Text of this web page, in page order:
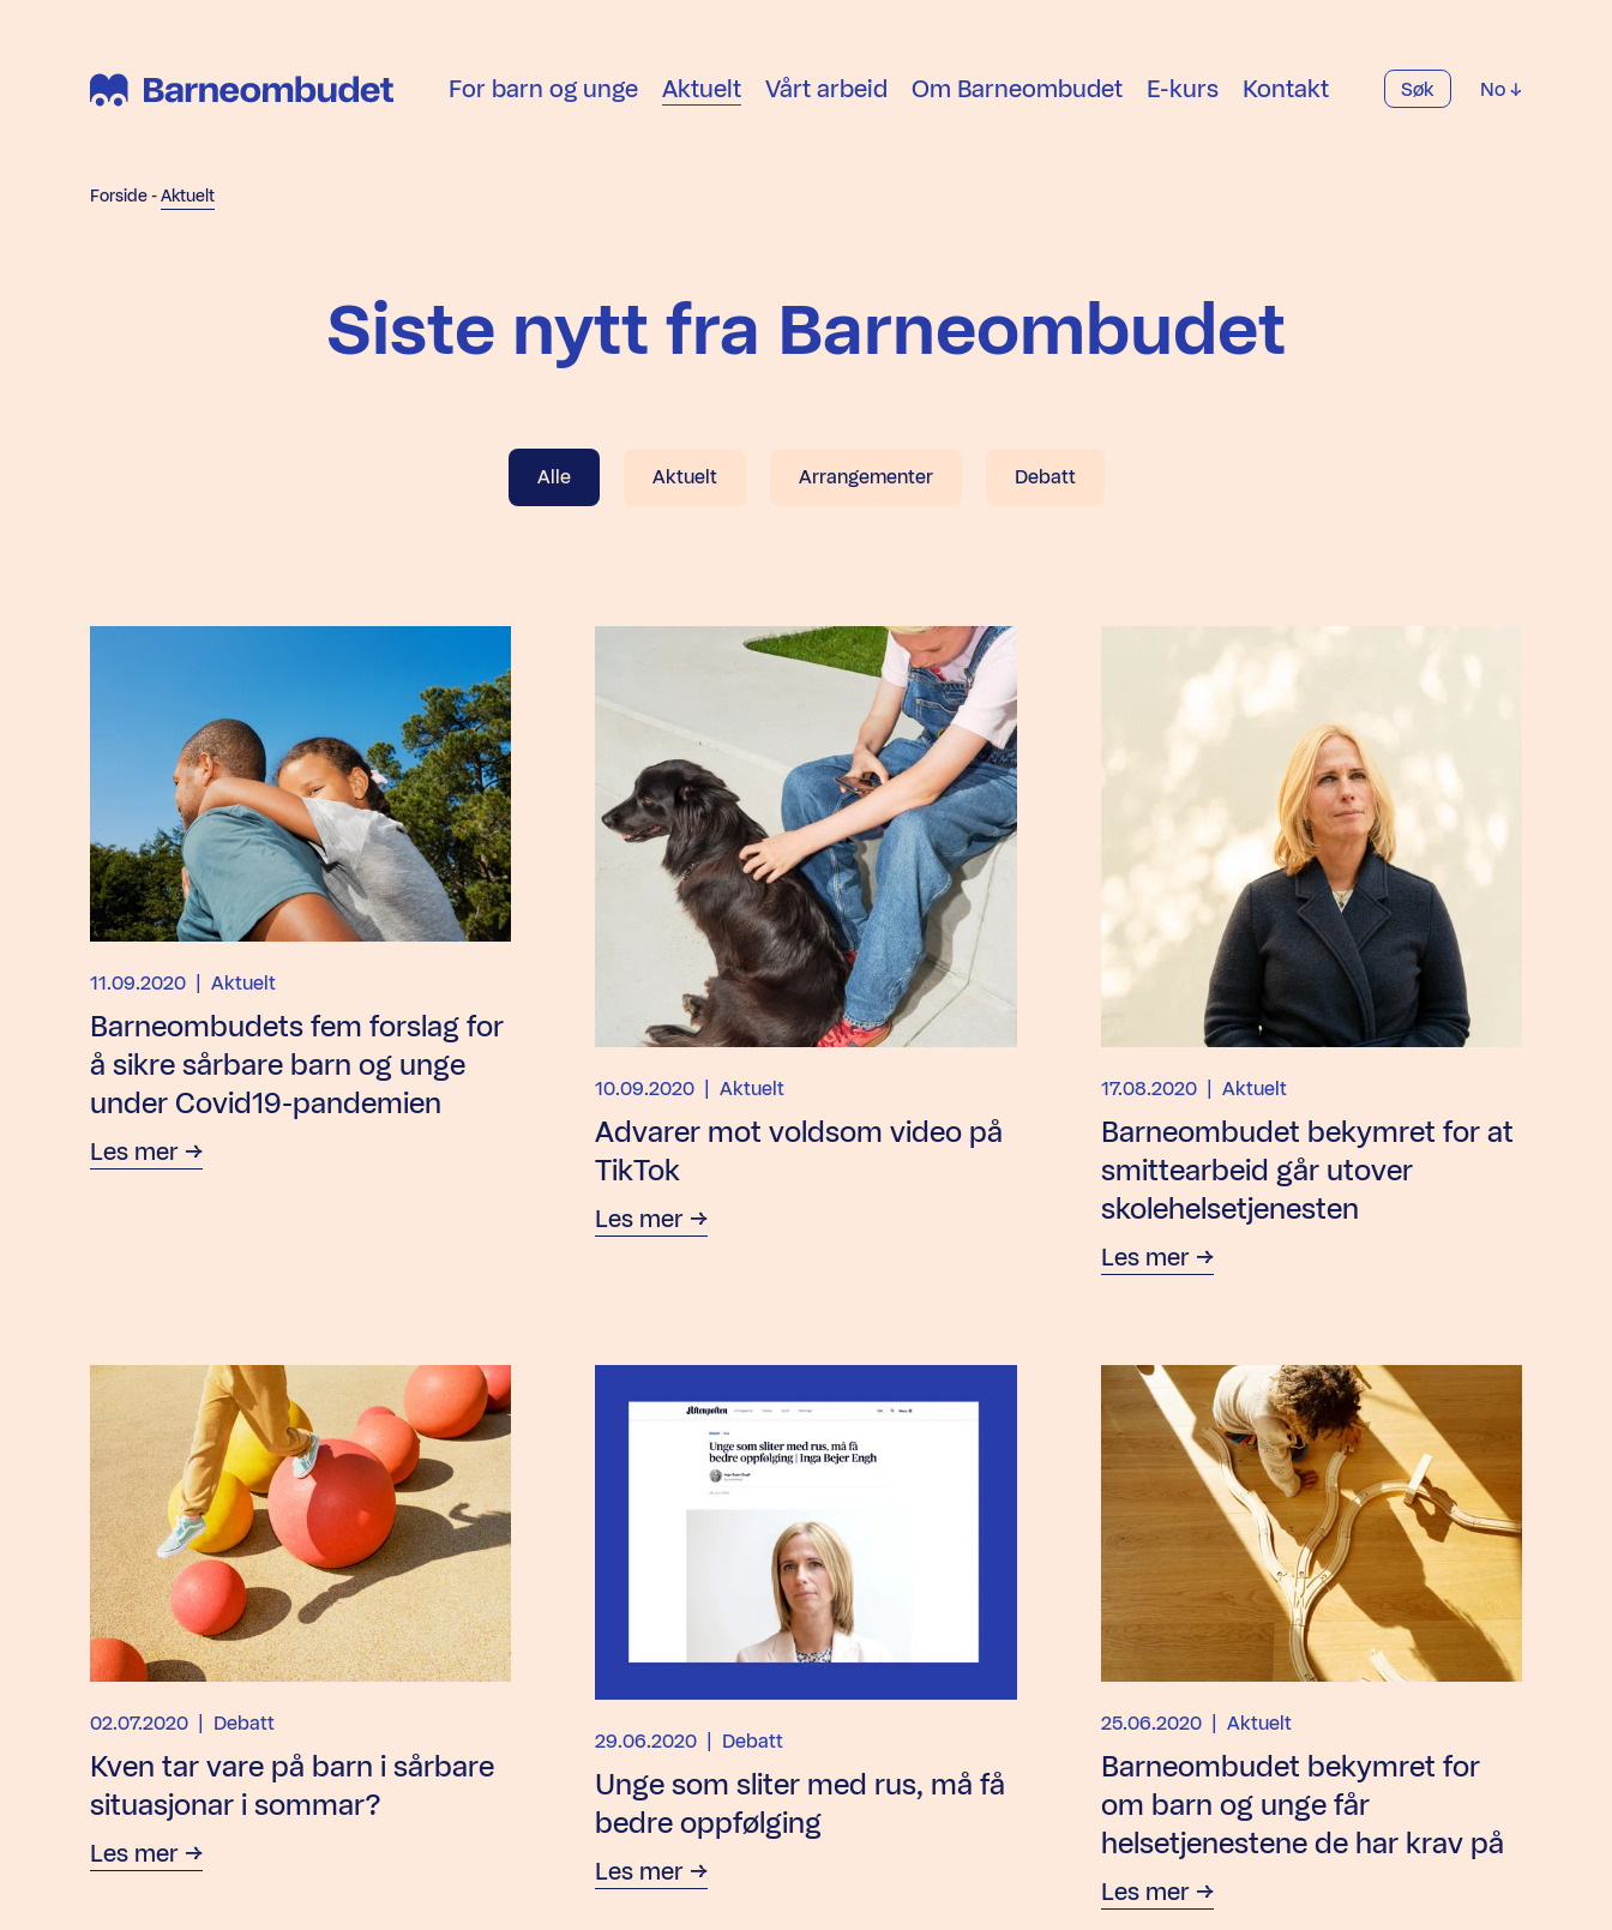
For barn og unge Aktuelt Vårt arbeid Om Barneombudet E-kurs Kontakt Søk No
Forside-Aktuelt
Siste nytt fra Barneombudet
Alle Aktuelt Arrangementer Debatt
11.09.2020 | Aktuelt
Barneombudets fem forslag for
å sikre sårbare barn og unge
under Covid19-pandemien
Les mer
10.09.2020 | Aktuelt
Advarer mot voldsom video på
TikTok
Les mer
17.08.2020| Aktuelt
Barneombudet bekymret for at
smittearbeid går utover
skolehelsetjenesten
Les mer
02.07.2020 | Debatt
Kven tar vare på barn i sårbare
situasjonar i sommar?
Les mer
29.06.2020 | Debatt
Unge som sliter med rus, må få
bedre oppfølging
Les mer
25.06.2020| Aktuelt
Barneombudet bekymret for
om barn og unge får
helsetjenestene de har krav på
Les mer